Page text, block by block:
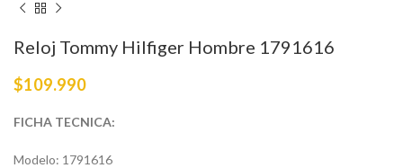
Reloj Tommy Hilfiger Hombre 1791616
$109.990
FICHA TECNICA:
Modelo: 1791616